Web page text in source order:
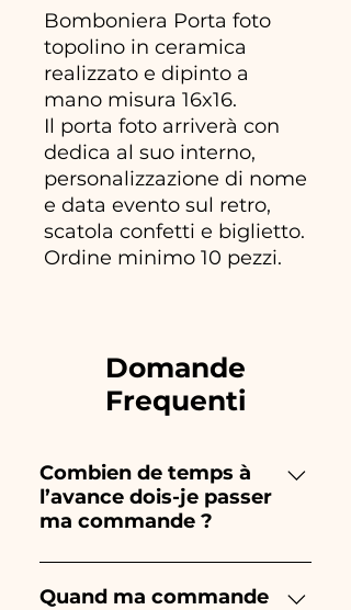
Bomboniera Porta foto
topolino in ceramica
realizzato e dipinto a
mano misura 16x16.
Il porta foto arriverà con
dedica al suo interno,
personalizzazione di nome
e data evento sul retro,
scatola confetti e biglietto.
Ordine minimo 10 pezzi.
Domande
Frequenti
Combien de temps à
l’avance dois-je passer
ma commande ?
Ceramiche Ania crée et peint
entièrement à la main, donc
Quand ma commande